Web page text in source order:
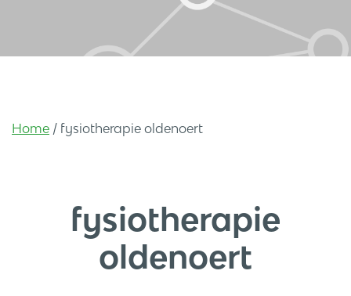
Home / fysiotherapie oldenoert
fysiotherapie
oldenoert